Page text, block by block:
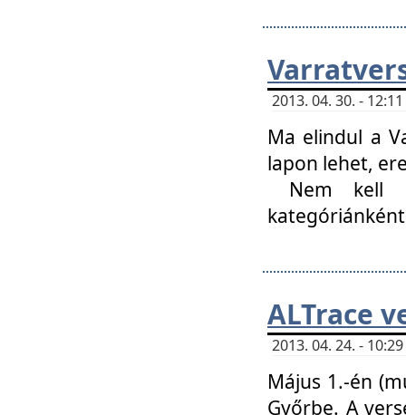
2013. 04. 30. -
Ma elindul a
lapon lehet,
Nem kell
ALTrace
2013. 04. 24. -
Május 1.-én
Győrbe. A